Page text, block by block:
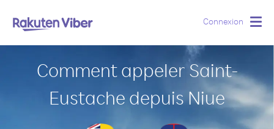
Connexion
Comment appeler Saint-
Eustache depuis Niue